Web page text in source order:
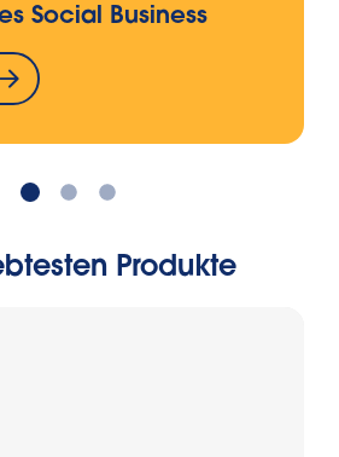
Social Business
Produkte